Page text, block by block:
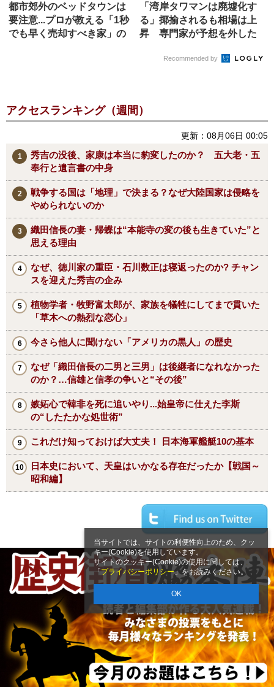
当サイトでは、サイトの利便性向上のため、クッ
キー(Cookie)を使用しています。
サイトのクッキー(Cookie)の使用に関しては、
「プライバシーポリシー」をお読みください。
OK
都市郊外のベッドタウンは
要注意...プロが教える「1秒
でも早く売却すべき家」の
「湾岸タワマンは廃墟化す
る」揶揄されるも相場は上
昇 専門家が予想を外した
Recommended by
アクセスランキング（週間）
更新：08月06日 00:05
秀吉の没後、家康は本当に豹変したのか？ 五大老・五
奉行と遺言書の中身
戦争する国は「地理」で決まる？なぜ大陸国家は侵略を
やめられないのか
織田信長の妻・帰蝶は“本能寺の変の後も生きていた”と
思える理由
なぜ、徳川家の重臣・石川数正は寝返ったのか? チャン
スを迎えた秀吉の企み
植物学者・牧野富太郎が、家族を犠牲にしてまで貫いた
「草木への熱烈な恋心」
今さら他人に聞けない「アメリカの黒人」の歴史
なぜ「織田信長の二男と三男」は後継者になれなかった
のか？…信雄と信孝の争いと“その後”
嫉妬心で韓非を死に追いやり...始皇帝に仕えた李斯
の“したたかな処世術”
これだけ知っておけば大丈夫！ 日本海軍艦艇10の基本
日本史において、天皇はいかなる存在だったか【戦国～
昭和編】